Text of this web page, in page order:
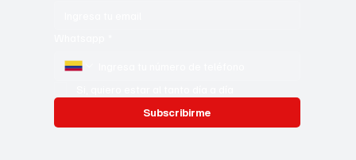
Subscribirme